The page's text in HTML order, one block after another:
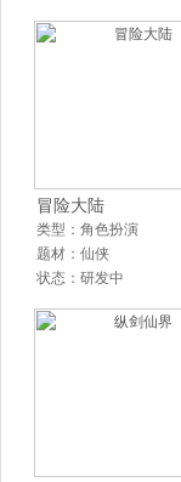
冒险大陆
类型：角色扮演
题材：仙侠
状态：研发中